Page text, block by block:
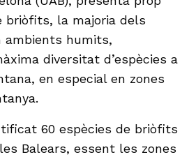
briòfits, la majoria dels
ambients humits,
diversitat d’espècies a
en especial en zones
60 espècies de briòfits
Balears, essent les zones